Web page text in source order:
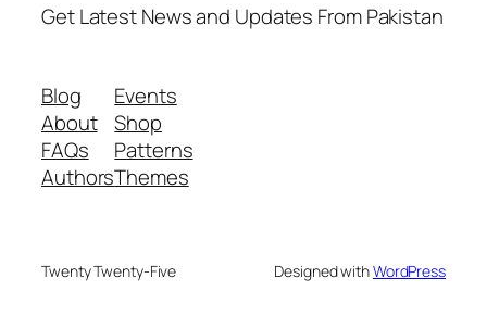
Get Latest News and Updates From Pakistan
Blog
About
FAQs
Authors
Events
Shop
Patterns
Themes
Twenty Twenty-Five Designed withWordPress